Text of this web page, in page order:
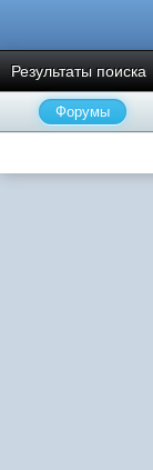
Результаты поиска
Форумы